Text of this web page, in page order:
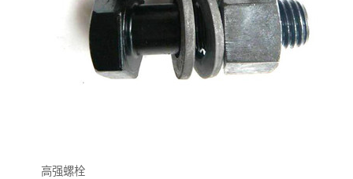
高强螺栓